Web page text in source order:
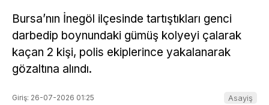
Bursa’nın İnegöl ilçesinde tartıştıkları genci
darbedip boynundaki gümüş kolyeyi çalarak
kaçan 2 kişi, polis ekiplerince yakalanarak
gözaltına alındı.
Giriş: 26-07-2026 01:25 Asayiş